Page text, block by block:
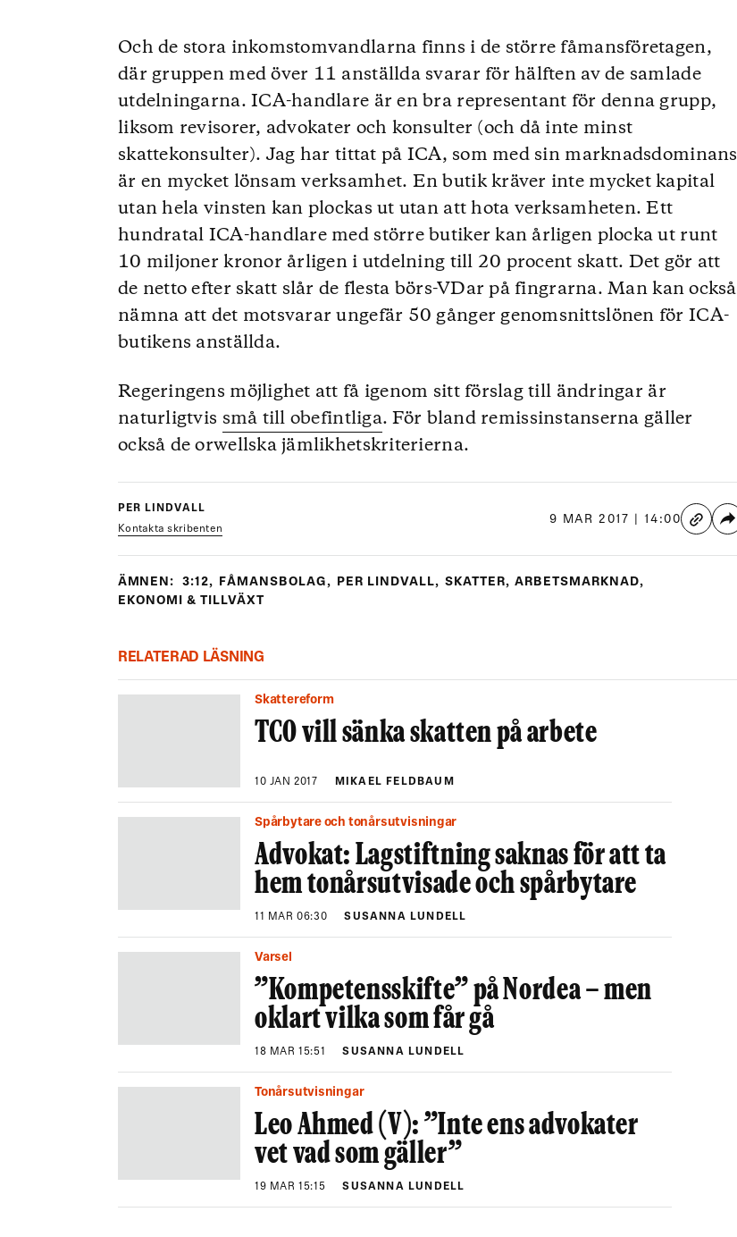
Och de stora inkomstomvandlarna finns i de större fåmansföretagen,
där gruppen med över 11 anställda svarar för hälften av de samlade
utdelningarna. ICA-handlare är en bra representant för denna grupp,
liksom revisorer, advokater och konsulter (och då inte minst
skattekonsulter). Jag har tittat på ICA, som med sin marknadsdominans
är en mycket lönsam verksamhet. En butik kräver inte mycket kapital
utan hela vinsten kan plockas ut utan att hota verksamheten. Ett
hundratal ICA-handlare med större butiker kan årligen plocka ut runt
10 miljoner kronor årligen i utdelning till 20 procent skatt. Det gör att
de netto efter skatt slår de flesta börs-VDar på fingrarna. Man kan också
nämna att det motsvarar ungefär 50 gånger genomsnittslönen för ICA-
butikens anställda.
Regeringens möjlighet att få igenom sitt förslag till ändringar är
naturligtvis små till obefintliga. För bland remissinstanserna gäller
också de orwellska jämlikhetskriterierna.
PER LINDVALL
Kontakta skribenten
9 MAR 2017 | 14:00
ÄMNEN: 3:12, FÅMANSBOLAG, PER LINDVALL, SKATTER, ARBETSMARKNAD,
EKONOMI & TILLVÄXT
RELATERAD LÄSNING
Skattereform
TCO vill sänka skatten på arbete
10 JAN 2017 MIKAEL FELDBAUM
Spårbytare och tonårsutvisningar
Advokat: Lagstiftning saknas för att ta
hem tonårsutvisade och spårbytare
11 MAR 06:30 SUSANNA LUNDELL
Varsel
”Kompetensskifte” på Nordea – men
oklart vilka som får gå
18 MAR 15:51 SUSANNA LUNDELL
Tonårsutvisningar
Leo Ahmed (V): ”Inte ens advokater
vet vad som gäller”
19 MAR 15:15 SUSANNA LUNDELL